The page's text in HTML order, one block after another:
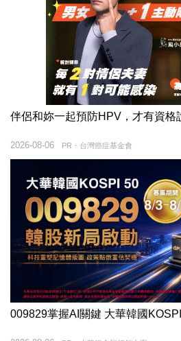
伴侶和妳一起預防HPV，才有資格
PR・台灣癌症基金會
2026-08-06
009829掌握AI關鍵 大華韓國